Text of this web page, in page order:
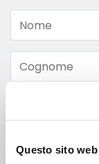
Questo sito
Nome
Cognome
Telefono